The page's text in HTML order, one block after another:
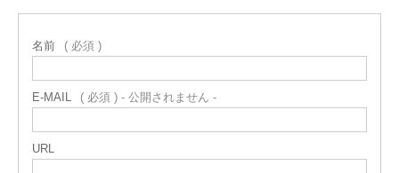
名前 ( 必須 )
E-MAIL ( 必須 ) - 公開されません -
URL